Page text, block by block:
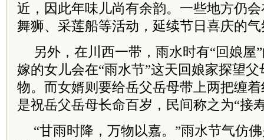
近，因此年味儿尚有余韵。一些地方仍
舞狮、采莲船等活动，延续节日喜庆的
另外，在川西一带，雨水时有“回娘屋
嫁的女儿会在“雨水节”这天回娘家探望
物。而女婿则要给岳父岳母带上两把缠
是祝岳父岳母长命百岁，民间称之为“接
“甘雨时降，万物以嘉。”雨水节气仿